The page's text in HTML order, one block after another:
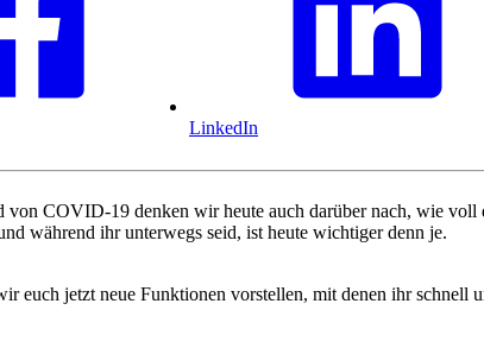
LinkedIn
COVID-19 denken wir heute auch darüber nach, wie voll
während ihr unterwegs seid, ist heute wichtiger denn je.
euch jetzt neue Funktionen vorstellen, mit denen ihr schnell